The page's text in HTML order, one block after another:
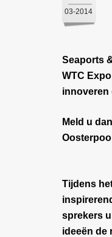
03-2014
Seaports
WTC
innoveren
Meld u
Tijdens
sprekers
ideeën de